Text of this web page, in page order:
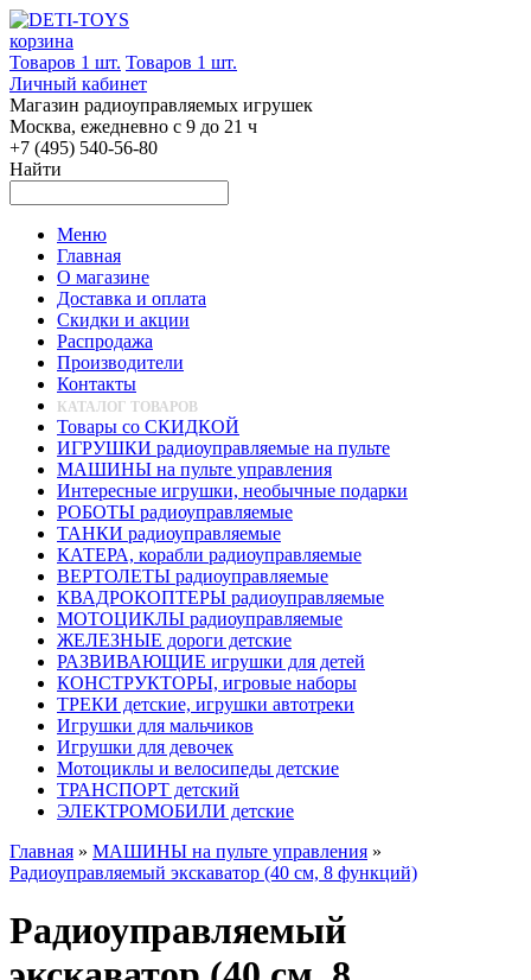
корзина
Товаров 1 шт. Товаров 1 шт.
Личный кабинет
Магазин радиоуправляемых игрушек
Москва, ежедневно с 9 до 21 ч
+7 (495) 540-56-80
Найти
Меню
Главная
О магазине
Доставка и оплата
Скидки и акции
Распродажа
Производители
Контакты
КАТАЛОГ ТОВАРОВ
Товары со СКИДКОЙ
ИГРУШКИ радиоуправляемые на пульте
МАШИНЫ на пульте управления
Интересные игрушки, необычные подарки
РОБОТЫ радиоуправляемые
ТАНКИ радиоуправляемые
КАТЕРА, корабли радиоуправляемые
ВЕРТОЛЕТЫ радиоуправляемые
КВАДРОКОПТЕРЫ радиоуправляемые
МОТОЦИКЛЫ радиоуправляемые
ЖЕЛЕЗНЫЕ дороги детские
РАЗВИВАЮЩИЕ игрушки для детей
КОНСТРУКТОРЫ, игровые наборы
ТРЕКИ детские, игрушки автотреки
Игрушки для мальчиков
Игрушки для девочек
Мотоциклы и велосипеды детские
ТРАНСПОРТ детский
ЭЛЕКТРОМОБИЛИ детские
Главная » МАШИНЫ на пульте управления »
Радиоуправляемый экскаватор (40 см, 8 функций)
Радиоуправляемый